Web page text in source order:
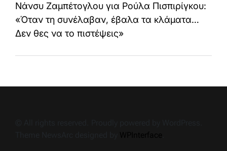
Νάνσυ Ζαμπέτογλου για Ρούλα Πισπιρίγκου:
«Όταν τη συνέλαβαν, έβαλα τα κλάματα…
Δεν θες να το πιστέψεις»